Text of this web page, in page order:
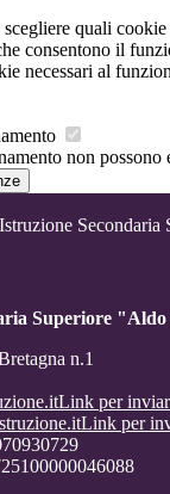
quali
consentono il
necessari al
non
Superiore
n.1
Link per
Link per